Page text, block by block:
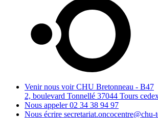
Venir nous voir CHU Bretonneau - B47
2, boulevard Tonnellé 37044 Tours
Nous appeler 02 34 38 94 97
Nous écrire secretariat.oncocentre@chu-